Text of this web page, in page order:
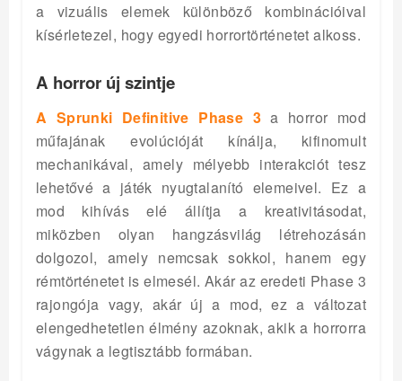
a vizuális elemek különböző kombinációival
kísérletezel, hogy egyedi horrortörténetet alkoss.
A horror új szintje
A Sprunki Definitive Phase 3a horror mod
műfajának evolúcióját kínálja, kifinomult
mechanikával, amely mélyebb interakciót tesz
lehetővé a játék nyugtalanító elemeivel. Ez a
mod kihívás elé állítja a kreativitásodat,
miközben olyan hangzásvilág létrehozásán
dolgozol, amely nemcsak sokkol, hanem egy
rémtörténetet is elmesél. Akár az eredeti Phase 3
rajongója vagy, akár új a mod, ez a változat
elengedhetetlen élmény azoknak, akik a horrorra
vágynak a legtisztább formában.